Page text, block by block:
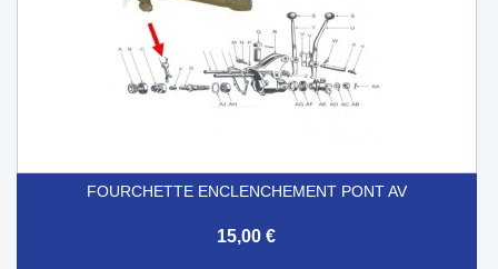
FOURCHETTE ENCLENCHEMENT PONT AV
15,00 €